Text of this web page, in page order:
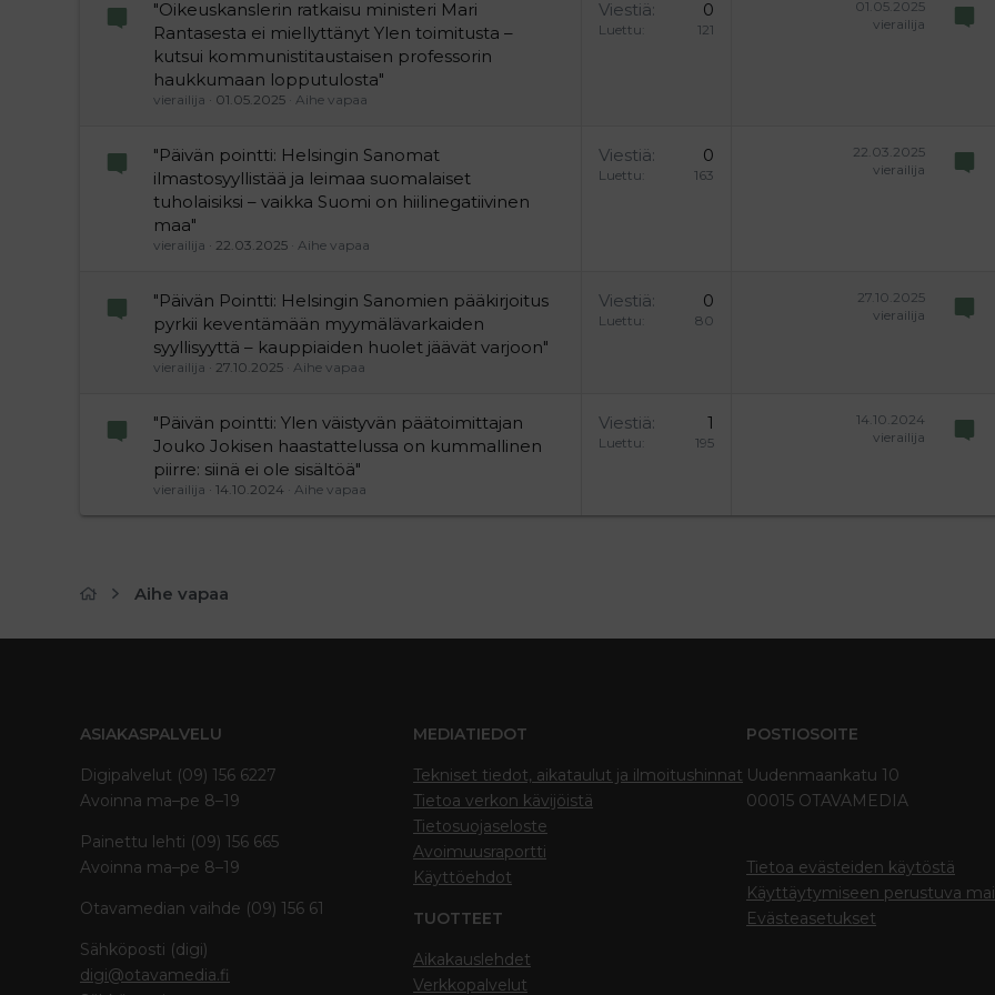
"Oikeuskanslerin ratkaisu ministeri Mari
Rantasesta ei miellyttänyt Ylen toimitusta –
kutsui kommunistitaustaisen professorin
haukkumaan lopputulosta"
vierailija 01.05.2025 Aihe vapaa
Viestiä 0
Luettu 121
01.05.2025
vierailija
"Päivän pointti: Helsingin Sanomat
ilmastosyyllistää ja leimaa suomalaiset
tuholaisiksi – vaikka Suomi on hiilinegatiivinen
maa"
vierailija 22.03.2025 Aihe vapaa
Viestiä 0
Luettu 163
22.03.2025
vierailija
"Päivän Pointti: Helsingin Sanomien pääkirjoitus
pyrkii keventämään myymälävarkaiden
syyllisyyttä – kauppiaiden huolet jäävät varjoon"
vierailija 27.10.2025 Aihe vapaa
Viestiä 0
Luettu 80
27.10.2025
vierailija
"Päivän pointti: Ylen väistyvän päätoimittajan
Jouko Jokisen haastattelussa on kummallinen
piirre: siinä ei ole sisältöä"
vierailija 14.10.2024 Aihe vapaa
Viestiä 1
Luettu 195
14.10.2024
vierailija
Aihe vapaa
ASIAKASPALVELU
Digipalvelut (09) 156 6227
Avoinna ma–pe 8–19
Painettu lehti (09) 156 665
Avoinna ma–pe 8–19
Otavamedian vaihde (09) 156 61
Sähköposti (digi)
digi@otavamedia.fi
MEDIATIEDOT
Tekniset tiedot, aikataulut ja ilmoitushinnat
Tietoa verkon kävijöistä
Tietosuojaseloste
Avoimuusraportti
Käyttöehdot
TUOTTEET
Aikakauslehdet
Verkkopalvelut
POSTIOSOITE
Uudenmaankatu 10
00015 OTAVAMEDIA
Tietoa evästeiden käytöstä
Käyttäytymiseen perustuva
Evästeasetukset